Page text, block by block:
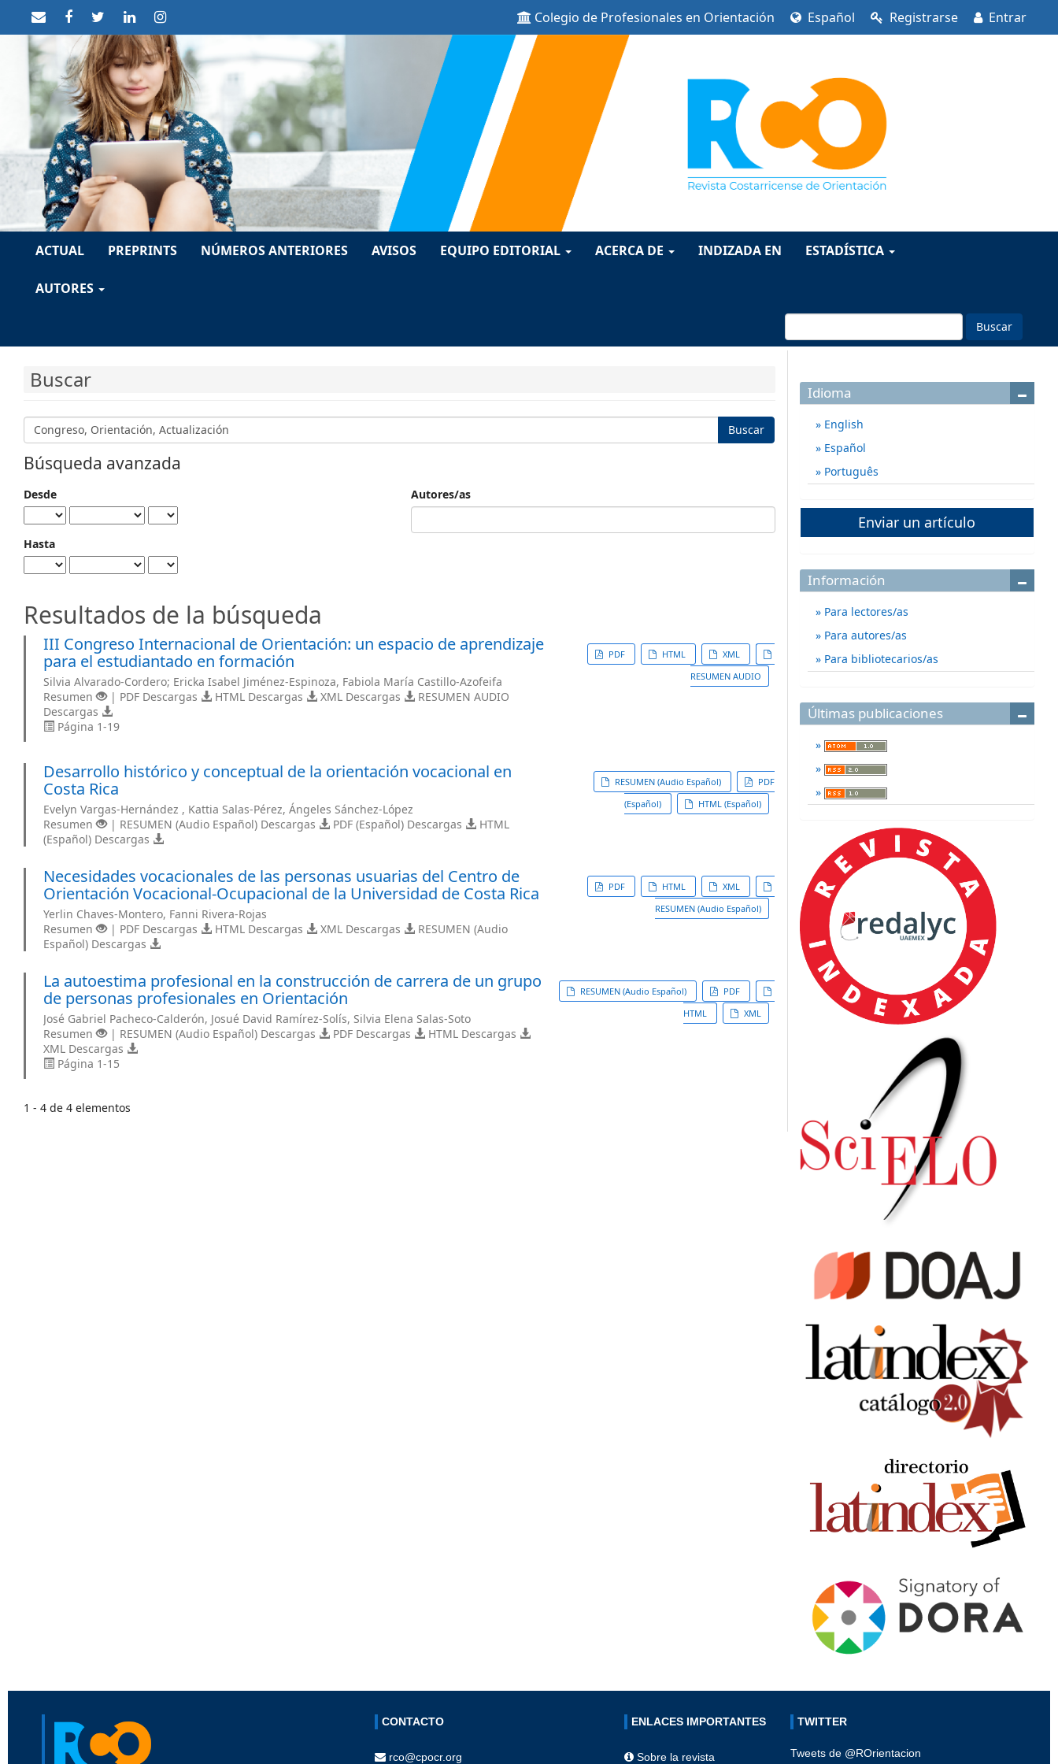
##plugins.themes.themeTen.accessible_menu.label##
##plugins.themes.themeTen.accessible_menu.main_navigation##
##plugins.themes.themeTen.accessible_menu.main_content##
##plugins.themes.themeTen.accessible_menu.sidebar##
Colegio de Profesionales en Orientación Español Registrarse Entrar
ACTUAL PREPRINTS NÚMEROS ANTERIORES AVISOS EQUIPO EDITORIAL ACERCA DE INDIZADA EN ESTADÍSTICA
AUTORES
Buscar
Buscar
Buscar
artículos
por
Búsqueda avanzada
Desde
Hasta
Autores/as
Resultados de la búsqueda
III Congreso Internacional de Orientación: un espacio de aprendizaje
para el estudiantado en formación
Silvia Alvarado-Cordero; Ericka Isabel Jiménez-Espinoza, Fabiola María Castillo-Azofeifa
Resumen
| PDF Descargas HTML Descargas XML Descargas
RESUMEN AUDIO
Descargas
Página 1-19
PDF HTML
XML
RESUMEN AUDIO
Desarrollo histórico y conceptual de la orientación vocacional en
Costa Rica
Evelyn Vargas-Hernández , Kattia Salas-Pérez, Ángeles Sánchez-López
Resumen
| RESUMEN (Audio Español) Descargas PDF (Español) Descargas
HTML
(Español) Descargas
RESUMEN (Audio Español)
PDF
(Español)
HTML (Español)
Necesidades vocacionales de las personas usuarias del Centro de
Orientación Vocacional-Ocupacional de la Universidad de Costa Rica
Yerlin Chaves-Montero, Fanni Rivera-Rojas
Resumen
| PDF Descargas HTML Descargas XML Descargas
RESUMEN (Audio
Español) Descargas
PDF HTML
XML
RESUMEN (Audio Español)
La autoestima profesional en la construcción de carrera de un grupo
de personas profesionales en Orientación
José Gabriel Pacheco-Calderón, Josué David Ramírez-Solís, Silvia Elena Salas-Soto
Resumen
| RESUMEN (Audio Español) Descargas PDF Descargas
HTML Descargas
XML Descargas
Página 1-15
RESUMEN (Audio Español)
PDF
HTML
XML
1 - 4 de 4 elementos
Idioma
English
Español
Português
Enviar un artículo
Información
Para lectores/as
Para autores/as
Para bibliotecarios/as
Últimas publicaciones
CONTACTO
rco@cpocr.org
ENLACES IMPORTANTES
Sobre la revista
TWITTER
Tweets de @ROrientacion